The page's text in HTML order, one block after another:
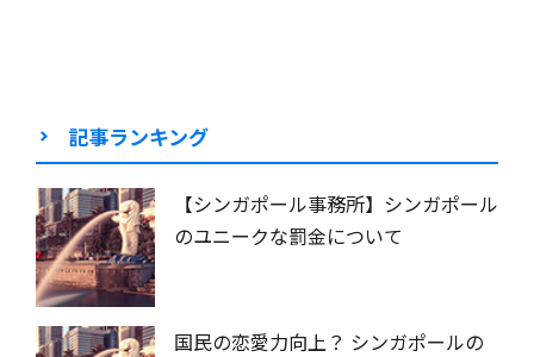
記事ランキング
【シンガポール事務所】シンガポール
のユニークな罰金について
国民の恋愛力向上？ シンガポールの